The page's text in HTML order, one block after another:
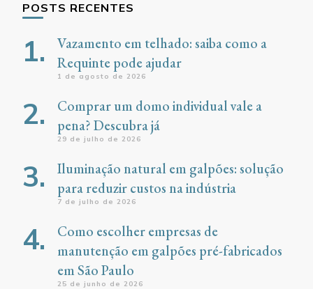
POSTS RECENTES
Vazamento em telhado: saiba como a
Requinte pode ajudar
1 de agosto de 2026
Comprar um domo individual vale a
pena? Descubra já
29 de julho de 2026
Iluminação natural em galpões: solução
para reduzir custos na indústria
7 de julho de 2026
Como escolher empresas de
manutenção em galpões pré-fabricados
em São Paulo
25 de junho de 2026